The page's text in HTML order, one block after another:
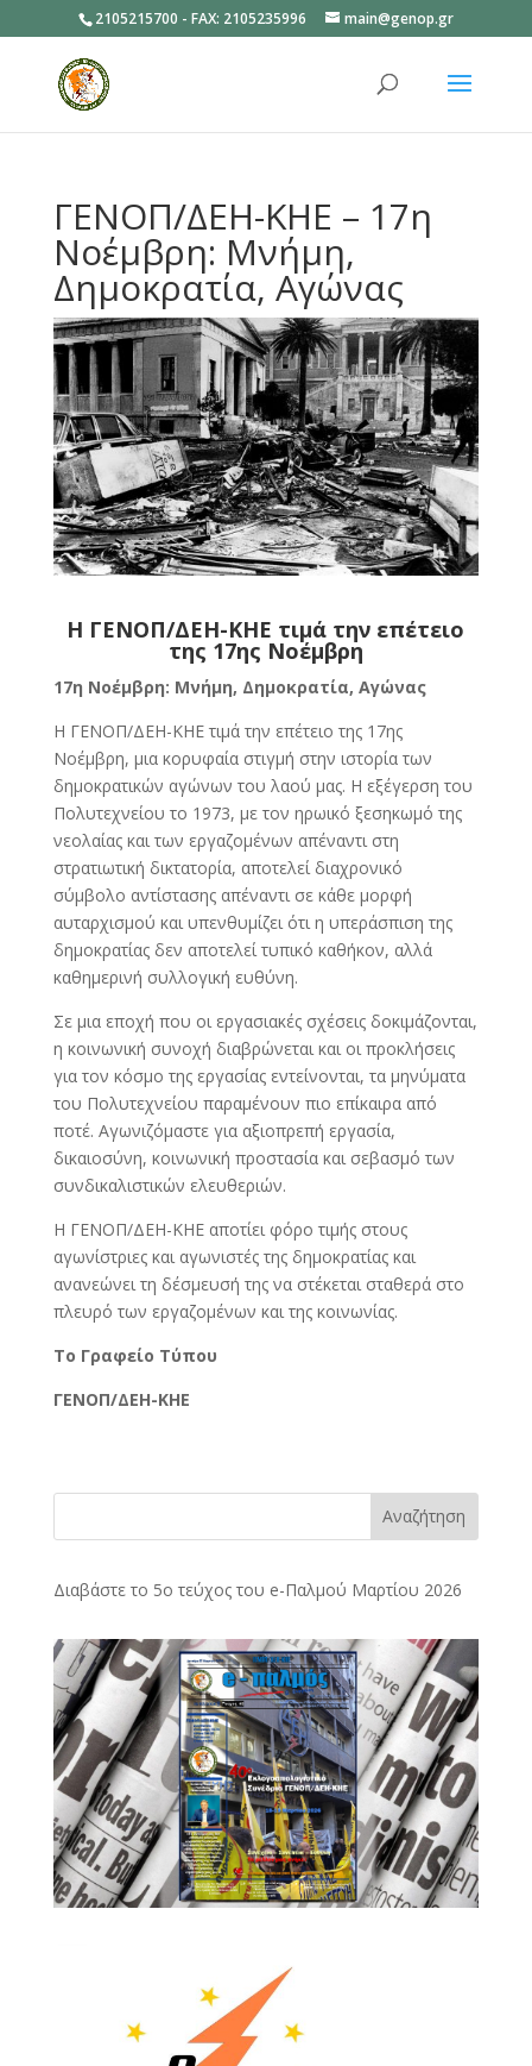
2105215700 - FAX: 2105235996 main@genop.gr
ΓΕΝΟΠ/ΔΕΗ-ΚΗΕ – 17η
Νοέμβρη: Μνήμη,
Δημοκρατία, Αγώνας
Η ΓΕΝΟΠ/ΔΕΗ-ΚΗΕ τιμά την επέτειο
της 17ης Νοέμβρη
17η Νοέμβρη: Μνήμη, Δημοκρατία, Αγώνας
Η ΓΕΝΟΠ/ΔΕΗ-ΚΗΕ τιμά την επέτειο της 17ης
Νοέμβρη, μια κορυφαία στιγμή στην ιστορία των
δημοκρατικών αγώνων του λαού μας. Η εξέγερση του
Πολυτεχνείου το 1973, με τον ηρωικό ξεσηκωμό της
νεολαίας και των εργαζομένων απέναντι στη
στρατιωτική δικτατορία, αποτελεί διαχρονικό
σύμβολο αντίστασης απέναντι σε κάθε μορφή
αυταρχισμού και υπενθυμίζει ότι η υπεράσπιση της
δημοκρατίας δεν αποτελεί τυπικό καθήκον, αλλά
καθημερινή συλλογική ευθύνη.
Σε μια εποχή που οι εργασιακές σχέσεις δοκιμάζονται,
η κοινωνική συνοχή διαβρώνεται και οι προκλήσεις
για τον κόσμο της εργασίας εντείνονται, τα μηνύματα
του Πολυτεχνείου παραμένουν πιο επίκαιρα από
ποτέ. Αγωνιζόμαστε για αξιοπρεπή εργασία,
δικαιοσύνη, κοινωνική προστασία και σεβασμό των
συνδικαλιστικών ελευθεριών.
Η ΓΕΝΟΠ/ΔΕΗ-ΚΗΕ αποτίει φόρο τιμής στους
αγωνίστριες και αγωνιστές της δημοκρατίας και
ανανεώνει τη δέσμευσή της να στέκεται σταθερά στο
πλευρό των εργαζομένων και της κοινωνίας.
Το Γραφείο Τύπου
ΓΕΝΟΠ/ΔΕΗ-ΚΗΕ
Αναζήτηση
Διαβάστε το 5ο τεύχος του e-Παλμού Μαρτίου 2026